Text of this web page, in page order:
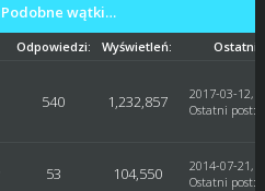
Podobne wątki…
Odpowiedzi: Wyświetleń: Ostatni
540 1,232,857
2017-03-12,
Ostatni post:
53 104,550
2014-07-21,
Ostatni post: